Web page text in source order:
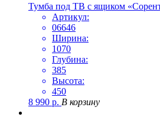
Тумба под ТВ с ящиком
Артикул:
06646
Ширина:
1070
Глубина:
385
Высота:
450
8 990 р. В корзину